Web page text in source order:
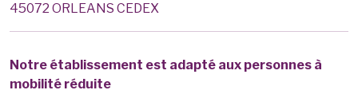
45072 ORLEANS CEDEX
Notre établissement est adapté aux personnes à
mobilité réduite